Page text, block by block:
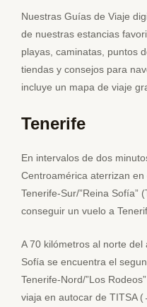
Nuestras Guías de Viaje
de nuestras estancias
playas, caminatas, puntos
tiendas y consejos para
incluye un mapa de viaje
Tenerife
En intervalos de dos
Centroamérica aterrizan
Tenerife-Sur/”Reina Sofía”
conseguir un vuelo a
A 70 kilómetros al norte
Sofía se encuentra el
Tenerife-Nord/”Los
viaja en autocar de TITSA